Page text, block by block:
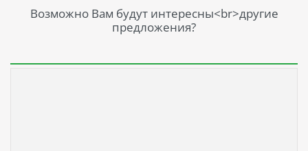
Возможно Вам будут интересны<br>другие
предложения?